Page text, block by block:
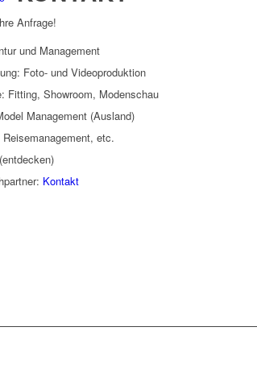
Anfrage!
und Management
Foto- und Videoproduktion
Fitting, Showroom, Modenschau
Management (Ausland)
etc.
Kontakt